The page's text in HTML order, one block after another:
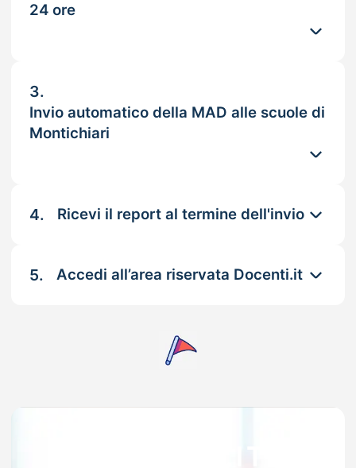
24 ore
3.
Invio automatico della MAD alle scuole di
Montichiari
4. Ricevi il report al termine dell'invio
5. Accedi all’area riservata Docenti.it